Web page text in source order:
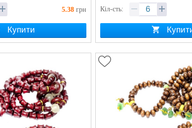
5.38 грн
Купити
Кіл-сть: